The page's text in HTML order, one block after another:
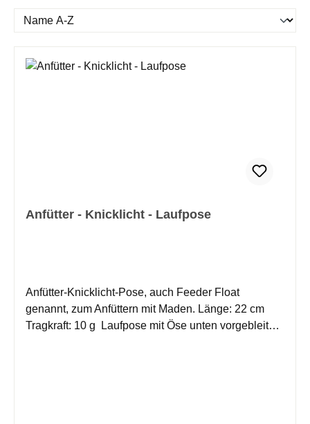
Anfütter - Knicklicht - Laufpose
Anfütter-Knicklicht-Pose, auch Feeder Float
genannt, zum Anfüttern mit Maden. Länge: 22 cm
Tragkraft: 10 g Laufpose mit Öse unten vorgebleit